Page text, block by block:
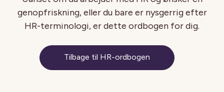
genopfriskning, eller du bare er nysgerrig efter
HR-terminologi, er dette ordbogen for dig.
Tilbage til HR-ordbogen